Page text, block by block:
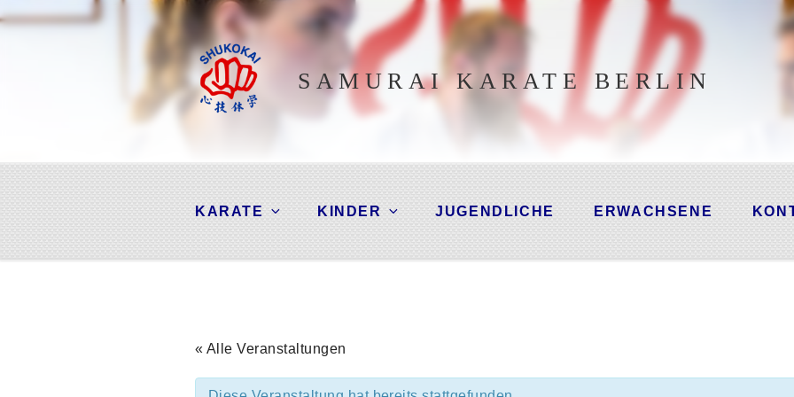
Inhalt
SAMURAI KARATE BERLIN
KARATE KINDER JUGENDLICHE ERWACHSENE
« Alle Veranstaltungen